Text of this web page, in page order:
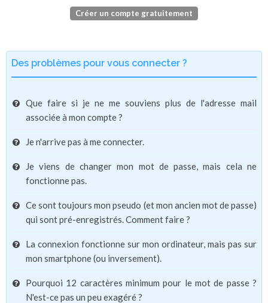
Créer un compte gratuitement
Des problèmes pour vous connecter ?
Que faire si je ne me souviens plus de l'adresse mail
associée à mon compte ?
Je n'arrive pas à me connecter.
Je viens de changer mon mot de passe, mais cela ne
fonctionne pas.
Ce sont toujours mon pseudo (et mon ancien mot de passe)
qui sont pré-enregistrés. Comment faire ?
La connexion fonctionne sur mon ordinateur, mais pas sur
mon smartphone (ou inversement).
Pourquoi 12 caractères minimum pour le mot de passe ?
N'est-ce pas un peu exagéré ?